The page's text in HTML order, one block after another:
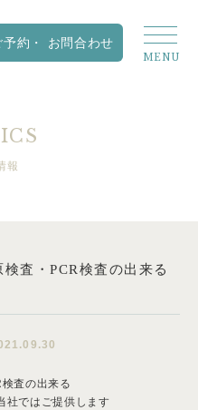
報
査・PCR検査の出来る
査の出来る
社ではご提供します